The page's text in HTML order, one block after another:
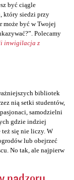
być ciągle
który siedzi przy
może być w Twojej
Polecamy
inwigilacja z
bibliotek
nią setki studentów,
samodzielni
gdzie indziej
się nie liczy. W
lub obejrzeć
No tak, ale najpierw